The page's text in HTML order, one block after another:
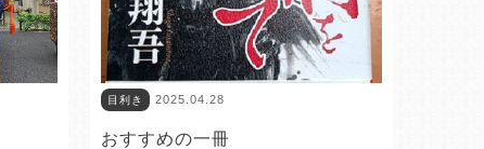
目利き 2025.04.28
おすすめの一冊